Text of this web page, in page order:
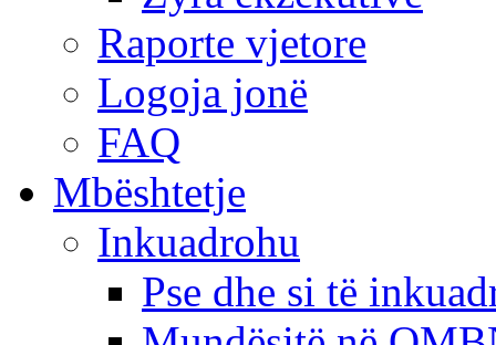
Raporte vjetore
Logoja jonë
FAQ
Mbështetje
Inkuadrohu
Pse dhe si të